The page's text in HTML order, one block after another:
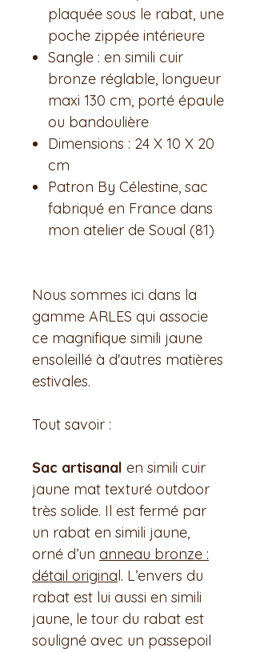
plaquée sous le rabat, une
poche zippée intérieure
Sangle : en simili cuir
bronze réglable, longueur
maxi 130 cm, porté épaule
ou bandoulière
Dimensions : 24 X 10 X 20
cm
Patron By Célestine, sac
fabriqué en France dans
mon atelier de Soual (81)
Nous sommes ici dans la
gamme ARLES qui associe
ce magnifique simili jaune
ensoleillé à d'autres matières
estivales.
Tout savoir :
Sac artisanal en simili cuir
jaune mat texturé outdoor
très solide. Il est fermé par
un rabat en simili jaune,
orné d’un anneau bronze :
détail original. L’envers du
rabat est lui aussi en simili
jaune, le tour du rabat est
souligné avec un passepoil